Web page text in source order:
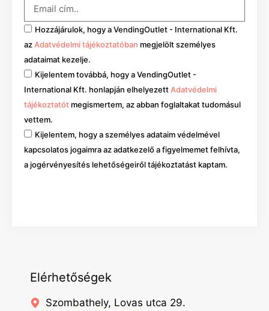
Hozzájárulok, hogy a VendingOutlet - International Kft.
azAdatvédelmi tájékoztatóban megjelölt személyes
adataimat kezelje.
Kijelentem továbbá, hogy a VendingOutlet -
International Kft. honlapján elhelyezettAdatvédelmi
tájékoztatót megismertem, az abban foglaltakat tudomásul
vettem.
Kijelentem, hogy a személyes adataim védelmével
kapcsolatos jogaimra az adatkezelő a figyelmemet felhívta,
a jogérvényesítés lehetőségeiről tájékoztatást kaptam.
Elérhetőségek
Szombathely, Lovas utca 29.